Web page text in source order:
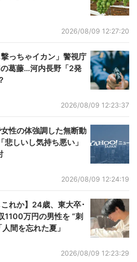
2026/08/09 12:27:20
撃っちゃイカン」警視庁
葛藤…河内長野「2発
2026/08/09 12:23:37
女性の体強調した無断動
しいし気持ち悪い」
2026/08/09 12:24:19
これか】24歳、東大卒･
1100万円の男性を “刺
間を忘れた夏」
2026/08/09 12:23:29